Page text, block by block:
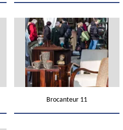
Brocanteur 11